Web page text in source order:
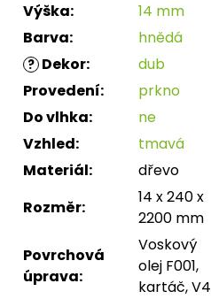
Výška:
14 mm
Barva: hnědá
? Dekor:
dub
Provedení:
prkno
Do vlhka:
ne
Vzhled:
tmavá
Materiál:
dřevo
Rozměr:
14 x 240 x
2200 mm
Povrchová
úprava:
Voskový
olej F001,
kartáč, V4